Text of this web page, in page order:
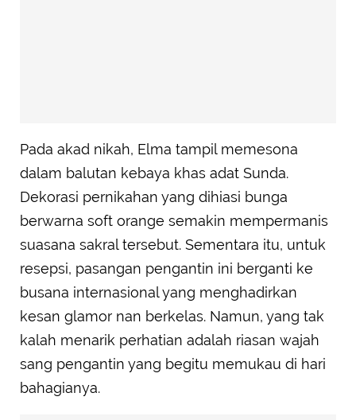
Pada akad nikah, Elma tampil memesona
dalam balutan kebaya khas adat Sunda.
Dekorasi pernikahan yang dihiasi bunga
berwarna soft orange semakin mempermanis
suasana sakral tersebut. Sementara itu, untuk
resepsi, pasangan pengantin ini berganti ke
busana internasional yang menghadirkan
kesan glamor nan berkelas. Namun, yang tak
kalah menarik perhatian adalah riasan wajah
sang pengantin yang begitu memukau di hari
bahagianya.